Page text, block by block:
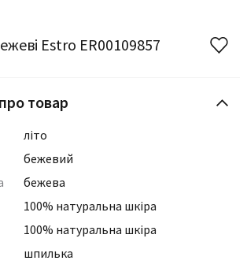
Estro ER00109857
товар
літо
бежевий
бежева
100% натуральна шкіра
100% натуральна шкіра
шпилька